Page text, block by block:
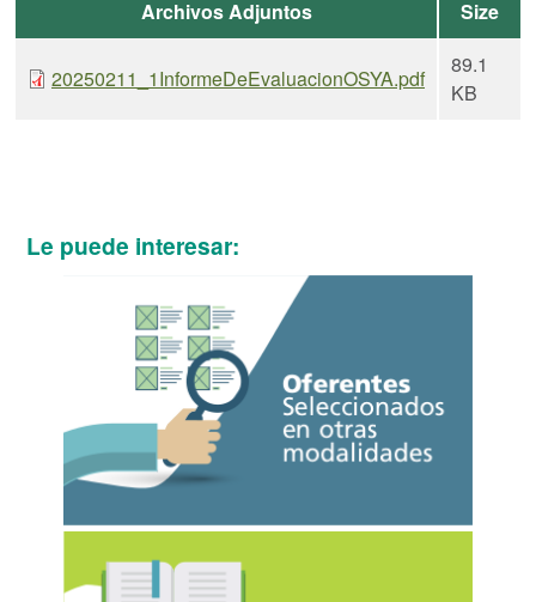
Archivos Adjuntos Size
20250211_1InformeDeEvaluacionOSYA.pdf
89.1
KB
Le puede interesar: